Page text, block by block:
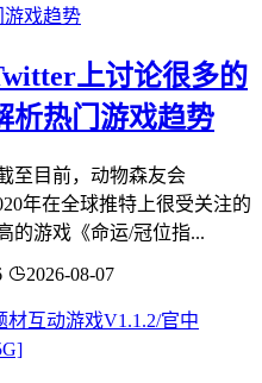
上讨论很多的
热门游戏趋势
至目前，动物森友会
年在全球推特上很受关注的
的游戏《命运/冠位指...
2026-08-07